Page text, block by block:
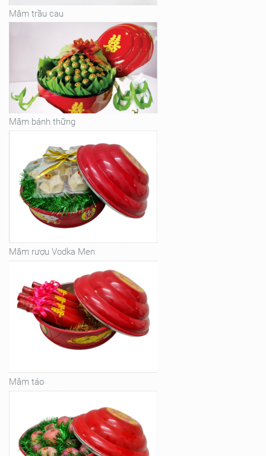
Mâm trầu cau
Mâm bánh thững
Mâm rượu Vodka Men
Mâm táo